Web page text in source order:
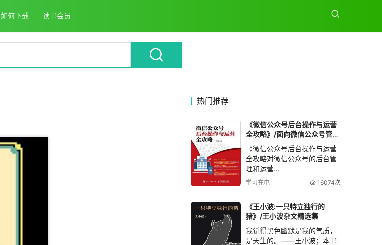
如何下载 读书会员
热门推荐
《微信公众号后台操作与运营
全攻略》/面向微信公众号管理
和运营人员
《微信公众号后台操作与运营
全攻略对微信公众号的后台管
理和运营...
学习充电 16074次
《王小波:一只特立独行的
猪》/王小波杂文精选集
我觉得黑色幽默是我的气质，
是天生的。――王小波；本书